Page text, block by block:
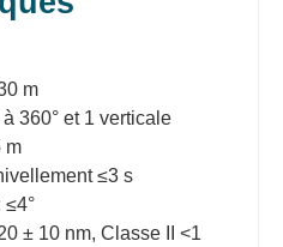
m
360° et 1 verticale
m
≤3 s
≤4°
± 10 nm, Classe II <1